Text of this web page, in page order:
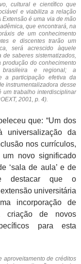
cultural e científico que
e viabiliza a relação
é uma via de mão
que encontrará, na
de um conhecimento
e discentes trarão um
será acrescido àquele
saberes sistematizados,
produção do conhecimento
e regional; a
a participação efetiva da
instrumentalizadora desse
um trabalho interdisciplinar
2001, p. 4).
que: “Um dos
universalização da
nos currículos,
novo significado
‘sala de aula’ e de
destacar que o
universitária
incorporação de
criação de novos
para esta
aproveitamento de créditos